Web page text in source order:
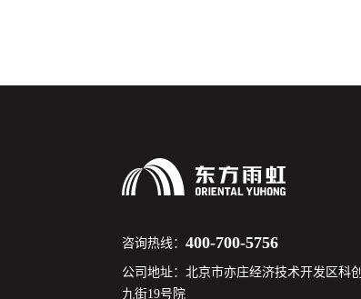
咨询热线：400-700-5756
公司地址：北京市亦庄经济技术开发区科创
九街19号院